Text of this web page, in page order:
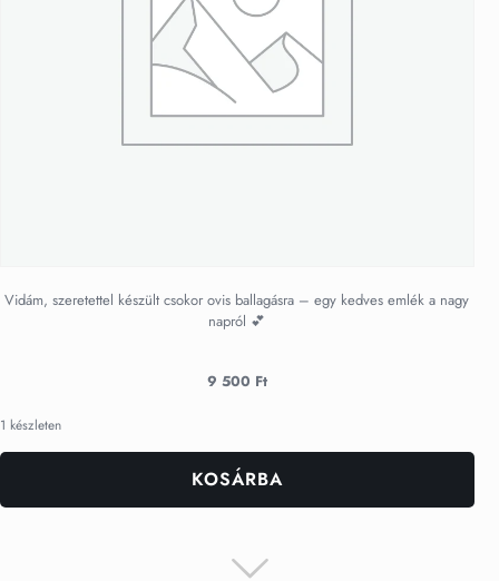
Vidám, szeretettel készült csokor ovis ballagásra – egy kedves emlék a nagy
napról 💕
9 500 Ft
1 készleten
KOSÁRBA